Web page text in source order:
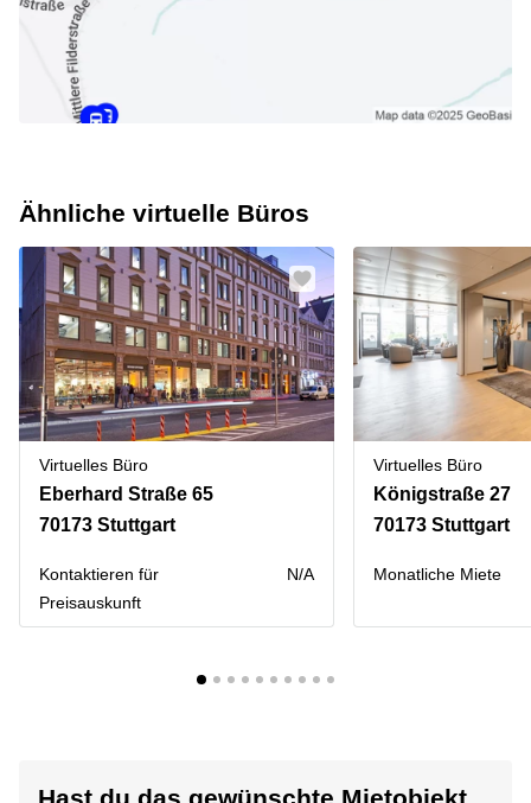
Ähnliche virtuelle Büros
Virtuelles Büro
Eberhard Straße 65
70173 Stuttgart
Kontaktieren für
Preisauskunft
N/A
Virtuelles Büro
Königstraße 27
70173 Stuttgart
Monatliche Miete